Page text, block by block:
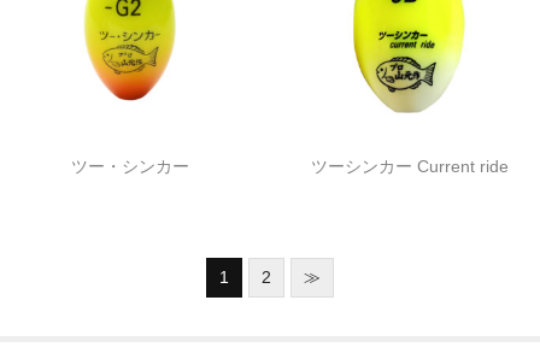
ツー・シンカー ツーシンカー Current ride
1 2 ≫